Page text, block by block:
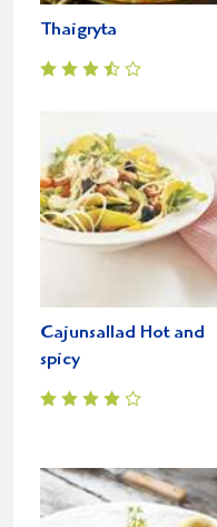
Thaigryta
Cajunsallad Hot and
spicy